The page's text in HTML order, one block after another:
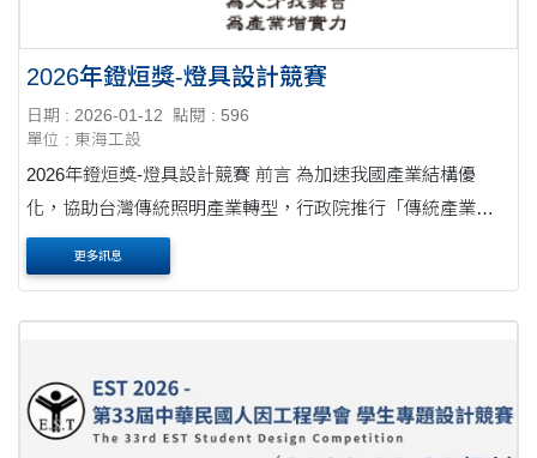
2026年鐙烜獎-燈具設計競賽
日期 : 2026-01-12
點閱 : 596
單位 : 東海工設
2026年鐙烜獎-燈具設計競賽 前言 為加速我國產業結構優
化，協助台灣傳統照明產業轉型，行政院推行「傳統產業維
新方案及推動計畫」，期許透過注入設計美學、文化意象等
維新元素，以提升台灣照明產業之價值。「鐙....
更多訊息